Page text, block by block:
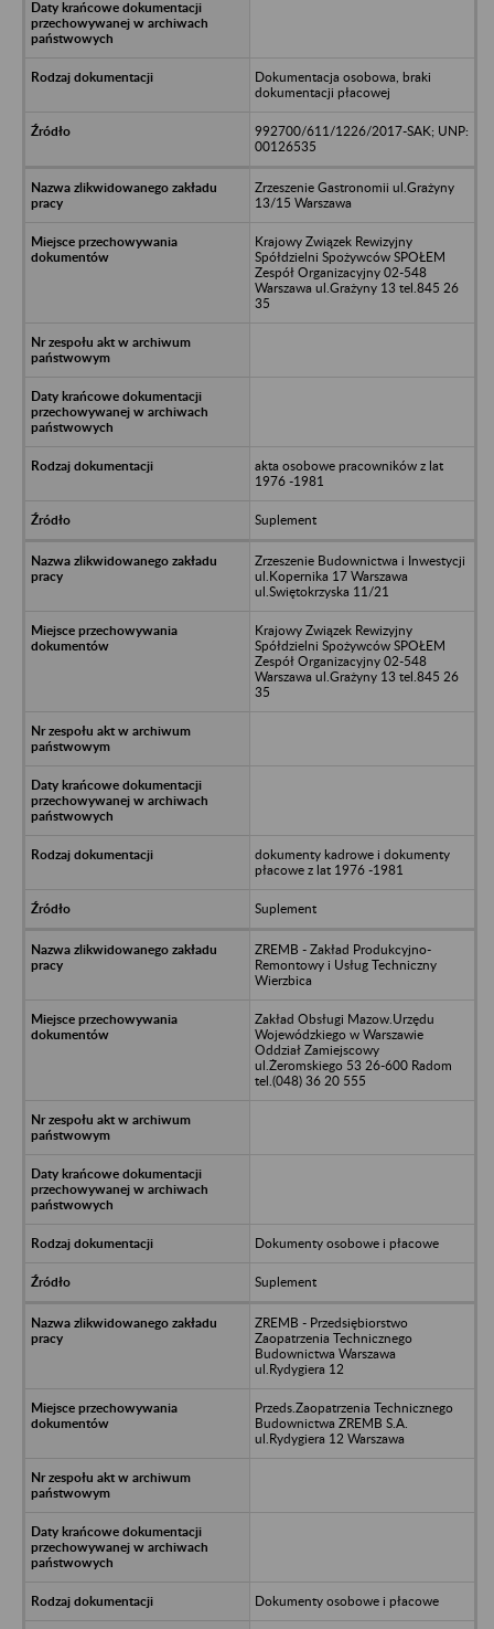
Dokumentacja osobowa, braki
dokumentacji płacowej
992700/611/1226/2017-SAK; UNP:
00126535
Zrzeszenie Gastronomii ul.Grażyny
13/15 Warszawa
Krajowy Związek Rewizyjny
Spółdzielni Spożywców SPOŁEM
Zespół Organizacyjny 02-548
Warszawa ul.Grażyny 13 tel.845 26
35
akta osobowe pracowników z lat
1976 -1981
Suplement
Zrzeszenie Budownictwa i Inwestycji
ul.Kopernika 17 Warszawa
ul.Swiętokrzyska 11/21
Krajowy Związek Rewizyjny
Spółdzielni Spożywców SPOŁEM
Zespół Organizacyjny 02-548
Warszawa ul.Grażyny 13 tel.845 26
35
dokumenty kadrowe i dokumenty
płacowe z lat 1976 -1981
Suplement
ZREMB - Zakład Produkcyjno-
Remontowy i Usług Techniczny
Wierzbica
Zakład Obsługi Mazow.Urzędu
Wojewódzkiego w Warszawie
Oddział Zamiejscowy
ul.Żeromskiego 53 26-600 Radom
tel.(048) 36 20 555
Dokumenty osobowe i płacowe
Suplement
ZREMB - Przedsiębiorstwo
Zaopatrzenia Technicznego
Budownictwa Warszawa
ul.Rydygiera 12
Przeds.Zaopatrzenia Technicznego
Budownictwa ZREMB S.A.
ul.Rydygiera 12 Warszawa
Dokumenty osobowe i płacowe